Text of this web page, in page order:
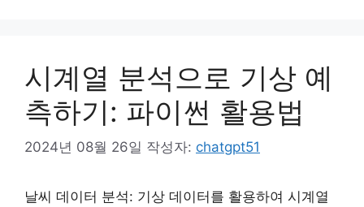
시계열 분석으로 기상 예
측하기: 파이썬 활용법
2024년 08월 26일 작성자: chatgpt51
날씨 데이터 분석: 기상 데이터를 활용하여 시계열